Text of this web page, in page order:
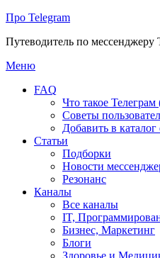
Про Telegram
Путеводитель по мессенджеру
Перейти
содержимому
Меню
FAQ
Что такое
Советы
Добавить в
Статьи
Подборки
Новости
Резонанс
Каналы
Все каналы
IT,
Бизнес, Маркетинг
Блоги
Здоровье и